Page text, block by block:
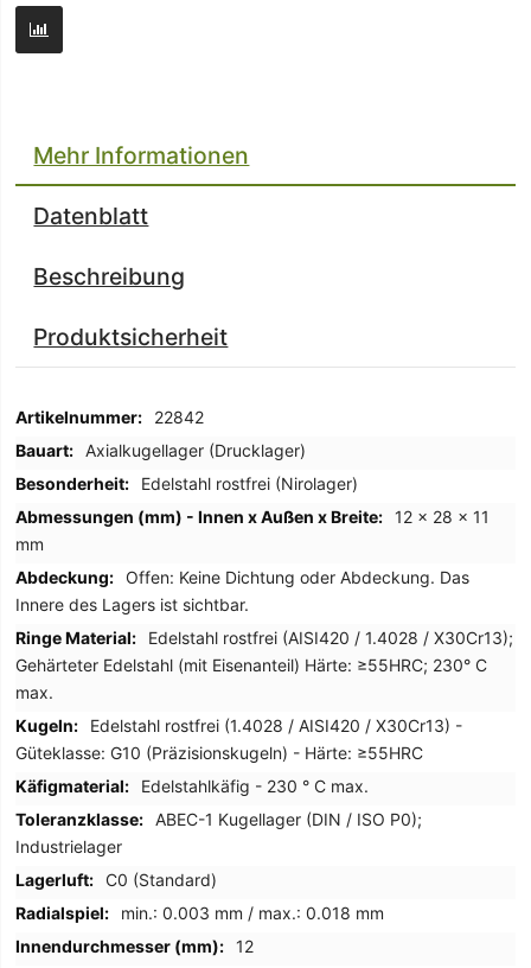
Mehr Informationen
Datenblatt
Beschreibung
Produktsicherheit
Mehr
Informationen
22842
Axialkugellager (Drucklager)
Edelstahl rostfrei (Nirolager)
12 x 28 x 11
mm
Offen: Keine Dichtung oder Abdeckung. Das
Innere des Lagers ist sichtbar.
Edelstahl rostfrei (AISI420 / 1.4028 / X30Cr13);
Gehärteter Edelstahl (mit Eisenanteil) Härte: ≥55HRC; 230° C
max.
Edelstahl rostfrei (1.4028 / AISI420 / X30Cr13) -
Güteklasse: G10 (Präzisionskugeln) - Härte: ≥55HRC
Edelstahlkäfig - 230 ° C max.
ABEC-1 Kugellager (DIN / ISO P0);
Industrielager
C0 (Standard)
min.: 0.003 mm / max.: 0.018 mm
12